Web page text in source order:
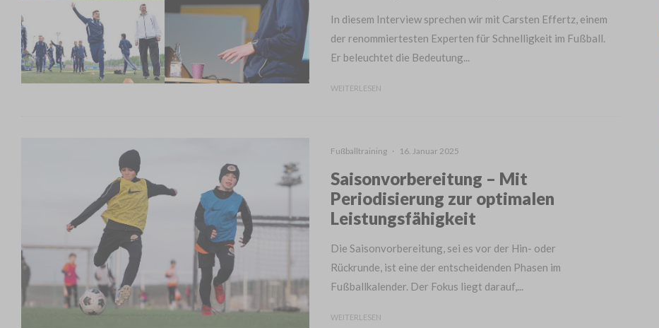
In diesem Interview sprechen wir mit Carsten Effertz, einem
der renommiertesten Experten für Schnelligkeit im Fußball.
Er beleuchtet die Bedeutung...
WEITERLESEN
Fußballtraining · 16. Januar 2025
Saisonvorbereitung – Mit
Periodisierung zur optimalen
Leistungsfähigkeit
Die Saisonvorbereitung, sei es vor der Hin- oder
Rückrunde, ist eine der entscheidenden Phasen im
Fußballkalender. Der Fokus liegt darauf,...
WEITERLESEN